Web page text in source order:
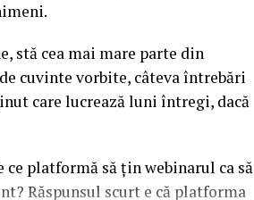
stă cea mai mare parte din
cuvinte vorbite, câteva întrebări
care lucrează luni întregi, dacă
ce platformă să țin webinarul ca să
Răspunsul scurt e că platforma